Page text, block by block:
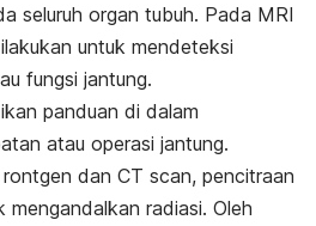
seluruh organ tubuh. Pada MRI
untuk mendeteksi
fungsi jantung.
panduan di dalam
atau operasi jantung.
dan CT scan, pencitraan
mengandalkan radiasi. Oleh